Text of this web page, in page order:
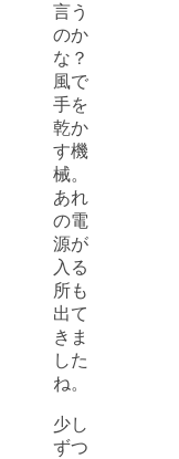
言う
のか
な？
風で
手を
乾か
す機
械。
あれ
の電
源が
入る
所も
出て
きま
した
ね。
少し
ずつ